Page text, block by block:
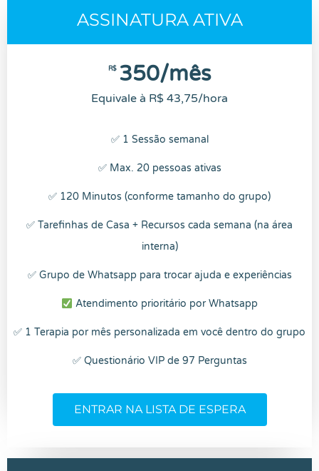
ASSINATURA ATIVA
R$ 350/mês
Equivale à R$ 43,75/hora
✅ 1 Sessão semanal
✅ Max. 20 pessoas ativas
✅ 120 Minutos (conforme tamanho do grupo)
✅ Tarefinhas de Casa + Recursos cada semana (na área
interna)
✅ Grupo de Whatsapp para trocar ajuda e experiências
Atendimento prioritário por Whatsapp
✅ 1 Terapia por mês personalizada em você dentro do grupo
✅ Questionário VIP de 97 Perguntas
ENTRAR NA LISTA DE ESPERA